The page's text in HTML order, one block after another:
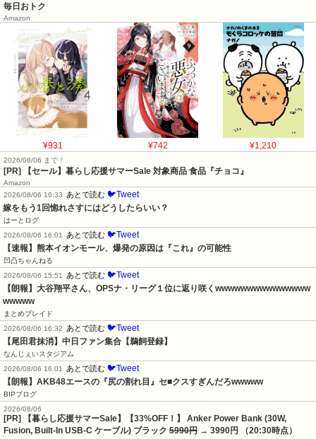
毎日おトク
Amazon
¥931 ¥742 ¥1,210
2026/08/06 まで！
[PR] 【セール】暮らし応援サマーSale 対象商品 食品『チョコ』
Amazon
2026/08/06 16:33
あとで読む 🐦Tweet
嫁をもう1回惚れさすにはどうしたらいい？
はーとログ
2026/08/06 16:01
あとで読む 🐦Tweet
【速報】熊本イオンモール、爆発の原因は『これ』の可能性
凹凸ちゃんねる
2026/08/06 15:51
あとで読む 🐦Tweet
【朗報】大谷翔平さん、OPSナ・リーグ１位に返り咲くwwwwwwwwwwwwwww
wwwww
まとめブレイド
2026/08/06 16:32
あとで読む 🐦Tweet
【尾田君抹消】中日ファン集合【鵜飼登録】
なんじぇいスタジアム
2026/08/06 16:01
あとで読む 🐦Tweet
【朗報】AKB48エースの『尻の割れ目』セ■クスすぎんだろwwwww
BIPブログ
2026/08/06
[PR] 【暮らし応援サマーSale】【33%OFF！】 Anker Power Bank (30W,
Fusion, Built-In USB-C ケーブル) ブラック 5990円 → 3990円 （20:30時点）